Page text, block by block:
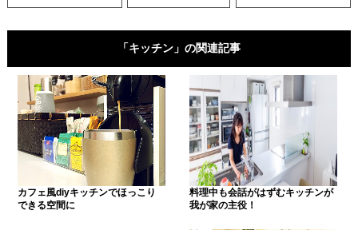
「キッチン」の関連記事
カフェ風diyキッチンでほっこり
できる空間に
料理中も会話がはずむキッチンが
我が家の主役！